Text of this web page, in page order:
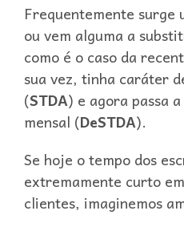
Frequentemente surge
ou vem alguma a
como é o caso da
sua vez, tinha caráter
(STDA) e agora passa
mensal (DeSTDA).
Se hoje o tempo dos
extremamente curto
clientes, imaginemos